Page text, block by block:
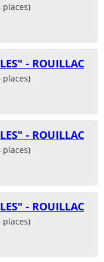
- ROUILLAC
- ROUILLAC
- ROUILLAC